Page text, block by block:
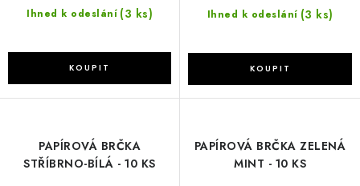
Ihned k odeslání (3 ks) Ihned k odeslání (3 ks)
PAPÍROVÁ BRČKA
STŘÍBRNO-BÍLÁ - 10 KS
PAPÍROVÁ BRČKA ZELENÁ
MINT - 10 KS